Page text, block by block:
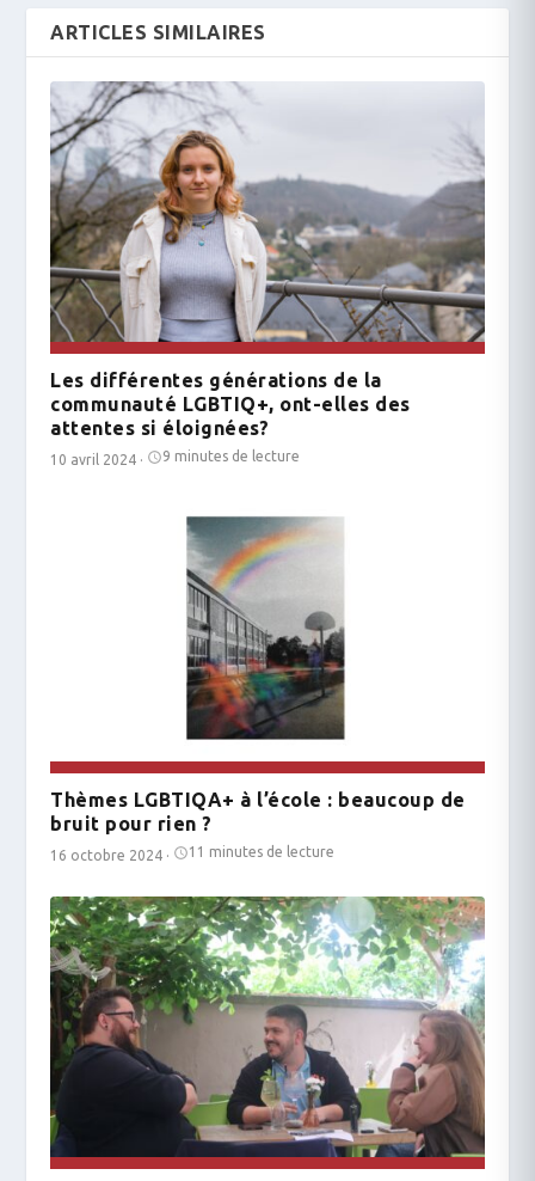
ARTICLES SIMILAIRES
Les différentes générations de la
communauté LGBTIQ+, ont-elles des
attentes si éloignées?
10 avril 2024 · 9 minutes de lecture
Thèmes LGBTIQA+ à l’école : beaucoup de
bruit pour rien ?
16 octobre 2024 · 11 minutes de lecture